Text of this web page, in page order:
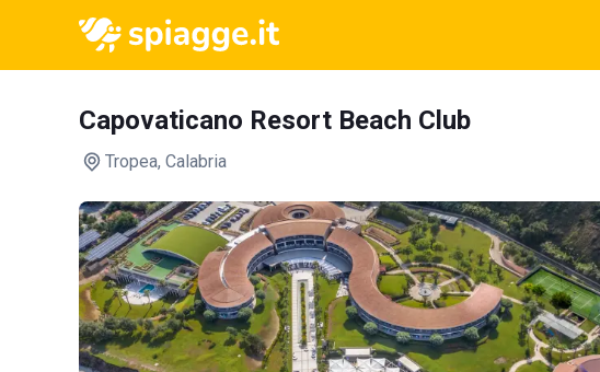
Capovaticano Resort Beach Club
Tropea, Calabria